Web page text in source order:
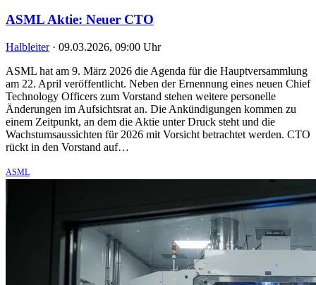
ASML Aktie: Neuer CTO
Halbleiter · 09.03.2026, 09:00 Uhr
ASML hat am 9. März 2026 die Agenda für die Hauptversammlung
am 22. April veröffentlicht. Neben der Ernennung eines neuen Chief
Technology Officers zum Vorstand stehen weitere personelle
Änderungen im Aufsichtsrat an. Die Ankündigungen kommen zu
einem Zeitpunkt, an dem die Aktie unter Druck steht und die
Wachstumsaussichten für 2026 mit Vorsicht betrachtet werden. CTO
rückt in den Vorstand auf…
ASML